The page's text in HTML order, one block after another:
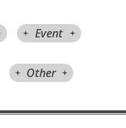
Event
Other